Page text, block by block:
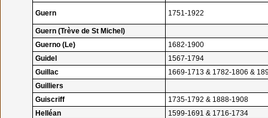
Guern 1751-1922
Guern (Trève de St Michel)
Guerno (Le)
1682-1900
Guidel
1567-1794
Guillac
1669-1713 & 1782-1806 &
Guilliers
Guiscriff
1735-1792 & 1888-1908
Helléan
1599-1691 & 1716-1734